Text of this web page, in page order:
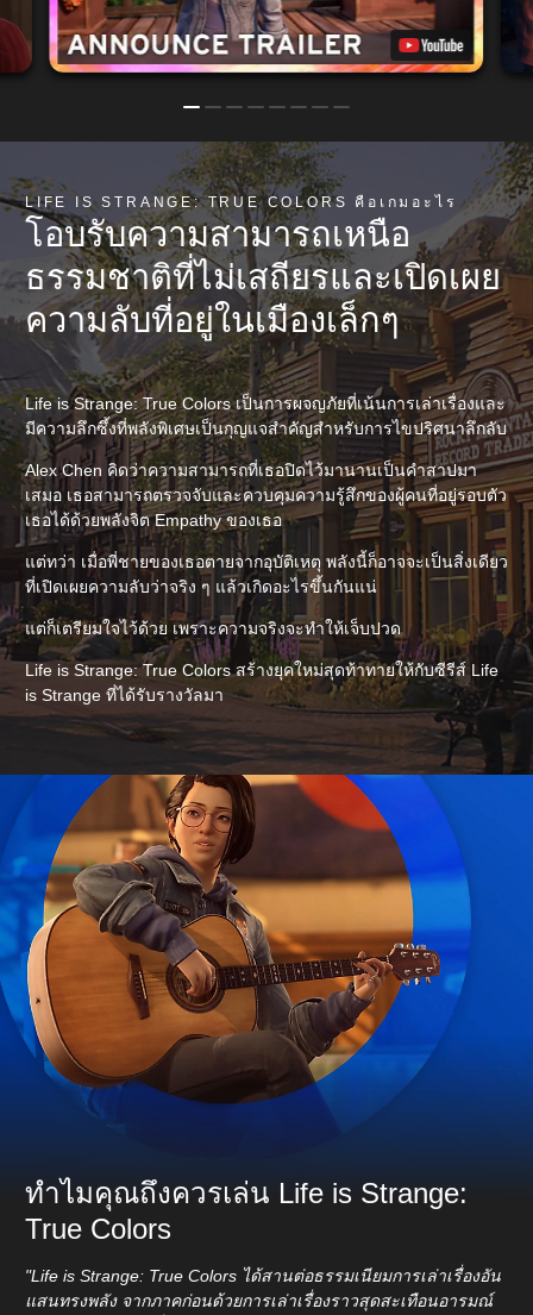
LIFE IS STRANGE: TRUE COLORS คือเกมอะไร
โอบรับความสามารถเหนือ
ธรรมชาติที่ไม่เสถียรและเปิดเผย
ความลับที่อยู่ในเมืองเล็กๆ
Life is Strange: True Colors เป็นการผจญภัยที่เน้นการเล่าเรื่องและ
มีความลึกซึ้งที่พลังพิเศษเป็นกุญแจสำคัญสำหรับการไขปริศนาลึกลับ
Alex Chen คิดว่าความสามารถที่เธอปิดไว้มานานเป็นคำสาปมา
เสมอ เธอสามารถตรวจจับและควบคุมความรู้สึกของผู้คนที่อยู่รอบตัว
เธอได้ด้วยพลังจิต Empathy ของเธอ
แต่ทว่า เมื่อพี่ชายของเธอตายจากอุบัติเหตุ พลังนี้ก็อาจจะเป็นสิ่งเดียว
ที่เปิดเผยความลับว่าจริง ๆ แล้วเกิดอะไรขึ้นกันแน่
แต่ก็เตรียมใจไว้ด้วย เพราะความจริงจะทำให้เจ็บปวด
Life is Strange: True Colors สร้างยุคใหม่สุดท้าทายให้กับซีรีส์ Life
is Strange ที่ได้รับรางวัลมา
ทำไมคุณถึงควรเล่น Life is Strange:
True Colors
"Life is Strange: True Colors ได้สานต่อธรรมเนียมการเล่าเรื่องอัน
แสนทรงพลัง จากภาคก่อนด้วยการเล่าเรื่องราวสุดสะเทือนอารมณ์